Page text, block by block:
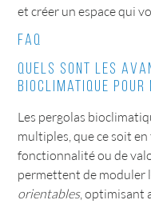
et créer un espace qui
FAQ
Quels sont les
bioclimatique pour
Les pergolas
multiples, que ce soit
fonctionnalité ou de
permettent de moduler
orientables, optimisant